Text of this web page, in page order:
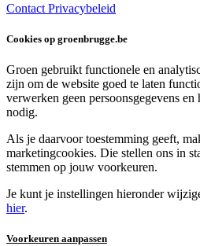
Contact Privacybeleid
Cookies op groenbrugge.be
Groen gebruikt functionele en
zijn om de website goed te laten
verwerken geen persoonsgegevens
nodig.
Als je daarvoor toestemming geeft,
marketingcookies. Die stellen ons in
stemmen op jouw voorkeuren.
Je kunt je instellingen hieronder
hier.
Voorkeuren aanpassen